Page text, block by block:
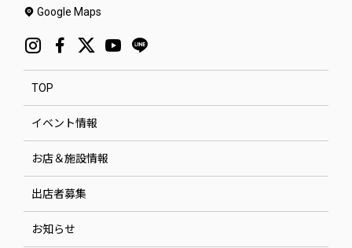
Google Maps
TOP
イベント情報
お店＆施設情報
出店者募集
お知らせ